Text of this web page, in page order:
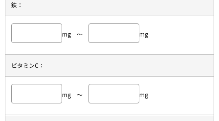
鉄：
mg ～ mg
ビタミンC：
mg ～ mg